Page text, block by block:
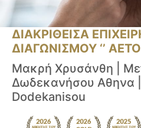
ΔΙΑΚΡΙΘΕΙΣΑ
ΔΙΑΓΩΝΙΣΜΟΥ ‘’ ΑΕΤΟΙ
Μακρή Χρυσάνθη |
Δωδεκανήσου Αθηνα
Dodekanisou